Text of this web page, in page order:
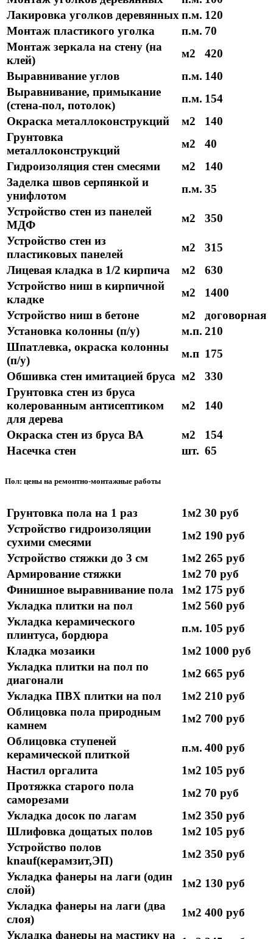
Лакировка уголков деревянных п.м. 120
Монтаж пластикого уголка
п.м. 70
Монтаж зеркала на стену (на
клей)
м2
420
Выравнивание углов
п.м. 140
Выравнивание, примыкание
(стена-пол, потолок)
п.м. 154
Окраска металлоконструкций
м2
140
Грунтовка
металлоконструкций
м2
40
Гидроизоляция стен смесями
м2
140
Заделка швов серпянкой и
унифлотом
п.м. 35
Устройство стен из панелей
МДФ
м2
350
Устройство стен из
пластиковых панелей
м2
315
Лицевая кладка в 1/2 кирпича
м2
630
Устройство ниш в кирпичной
кладке
м2
1400
Устройство ниш в бетоне
м2
договорная
Установка колонны (п/у)
м.п. 210
Шпатлевка, окраска колонны
(п/у)
м.п 175
Обшивка стен имитацией бруса м2
330
Грунтовка стен из бруса
колерованным антисептиком
для дерева
м2 140
Окраска стен из бруса ВА м2
154
Насечка стен
шт. 65
Пол: цены на ремонтно-монтажные работы
Грунтовка пола на 1 раз 1м2 30 руб
Устройство гидроизоляции
сухими смесями
1м2 190 руб
Устройство стяжки до 3 см
1м2 265 руб
Армирование стяжки
1м2 70 руб
Финишное выравнивание пола
1м2 175 руб
Укладка плитки на пол
1м2 560 руб
Укладка керамического
плинтуса, бордюра
п.м. 105 руб
Кладка мозаики
1м2 1000 руб
Укладка плитки на пол по
диагонали
1м2 665 руб
Укладка ПВХ плитки на пол
1м2 210 руб
Облицовка пола природным
камнем
1м2 700 руб
Облицовка ступеней
керамической плиткой
п.м. 400 руб
Настил оргалита
1м2 105 руб
Протяжка старого пола
саморезами
1м2 70 руб
Укладка досок по лагам
1м2 350 руб
Шлифовка дощатых полов
1м2 105 руб
Устройство полов
knauf(керамзит,ЭП)
1м2 350 руб
Укладка фанеры на лаги (один
слой)
1м2 130 руб
Укладка фанеры на лаги (два
слоя)
1м2 400 руб
Укладка фанеры на мастику на